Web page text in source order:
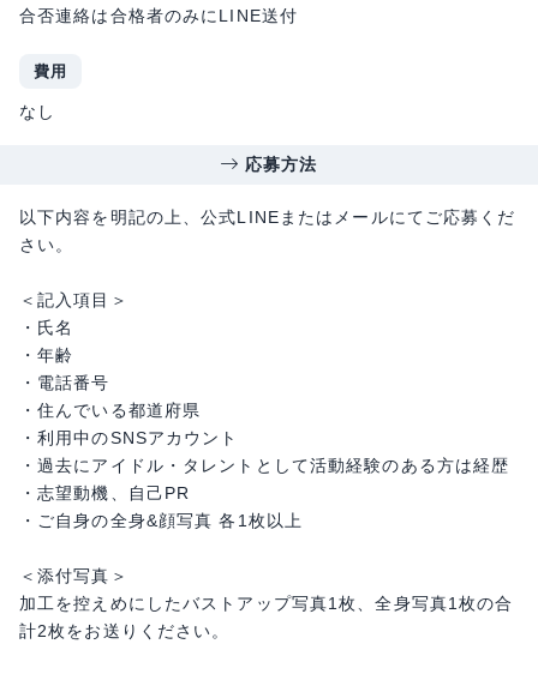
合否連絡は合格者のみにLINE送付
費用
なし
応募方法
以下内容を明記の上、公式LINEまたはメールにてご応募くだ
さい。
＜記入項目＞
・氏名
・年齢
・電話番号
・住んでいる都道府県
・利用中のSNSアカウント
・過去にアイドル・タレントとして活動経験のある方は経歴
・志望動機、自己PR
・ご自身の全身&顔写真 各1枚以上
＜添付写真＞
加工を控えめにしたバストアップ写真1枚、全身写真1枚の合
計2枚をお送りください。